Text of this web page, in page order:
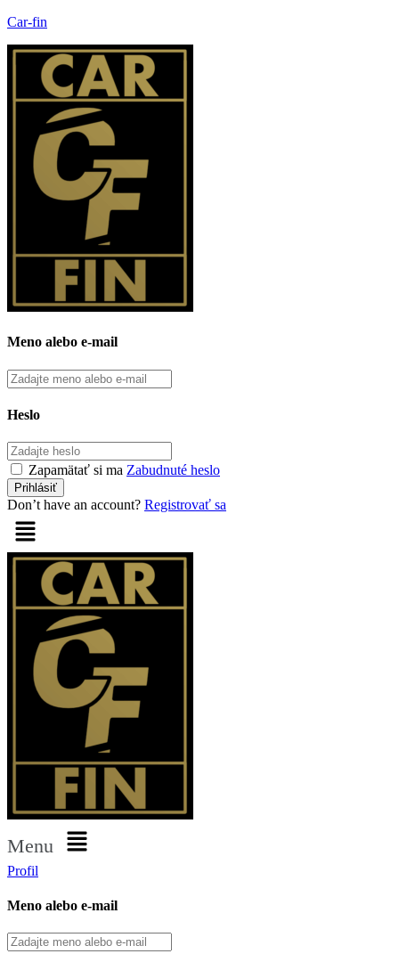
Car-fin
Meno alebo e-mail
Heslo
Zapamätať si ma Zabudnuté heslo
Don’t have an account? Registrovať sa
Menu
Profil
Meno alebo e-mail